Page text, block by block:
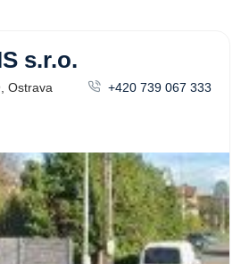
s.r.o.
Ostrava
+420 739 067 333